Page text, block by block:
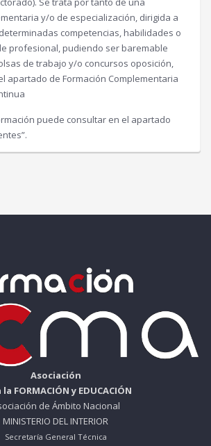
y/o de especialización, dirigida a
competencias, habilidades o
profesional, pudiendo ser baremable
de trabajo y/o concursos oposición,
apartado de Formación Complementaria
puede consultar en el apartado
Asociación
FORMACIÓN y EDUCACIÓN
de Ámbito Nacional
MINISTERIO DEL INTERIOR
Secretaría General Técnica